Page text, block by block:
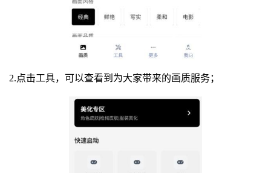
2.点击工具，可以查看到为大家带来的画质服务；